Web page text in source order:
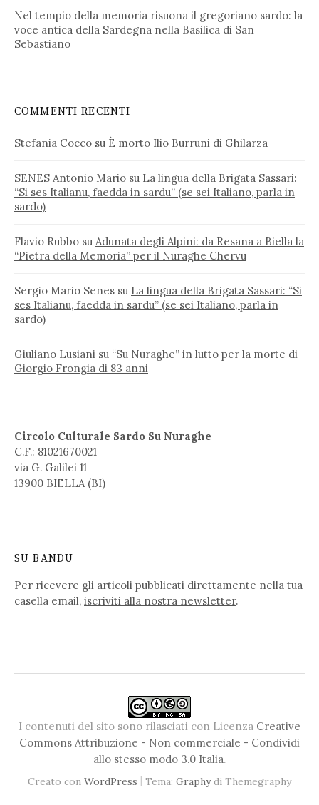
Nel tempio della memoria risuona il gregoriano sardo: la
voce antica della Sardegna nella Basilica di San
Sebastiano
COMMENTI RECENTI
Stefania Cocco su È morto Ilio Burruni di Ghilarza
SENES Antonio Mario su La lingua della Brigata Sassari:
“Si ses Italianu, faedda in sardu” (se sei Italiano, parla in
sardo)
Flavio Rubbo su Adunata degli Alpini: da Resana a Biella la
“Pietra della Memoria” per il Nuraghe Chervu
Sergio Mario Senes su La lingua della Brigata Sassari: “Si
ses Italianu, faedda in sardu” (se sei Italiano, parla in
sardo)
Giuliano Lusiani su “Su Nuraghe” in lutto per la morte di
Giorgio Frongia di 83 anni
Circolo Culturale Sardo Su Nuraghe
C.F.: 81021670021
via G. Galilei 11
13900 BIELLA (BI)
SU BANDU
Per ricevere gli articoli pubblicati direttamente nella tua
casella email, iscriviti alla nostra newsletter.
I contenuti del sito sono rilasciati con Licenza Creative
Commons Attribuzione - Non commerciale - Condividi
allo stesso modo 3.0 Italia.
Creato con WordPress | Tema: Graphydi Themegraphy